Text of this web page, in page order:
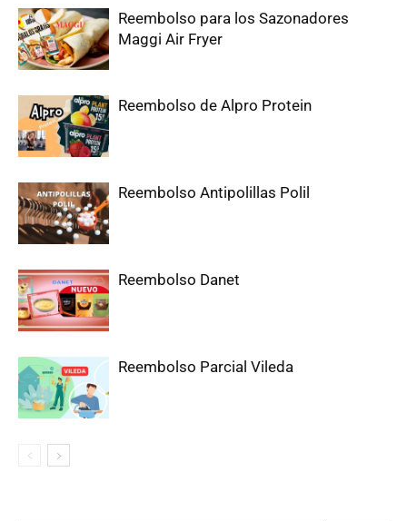
Reembolso para los Sazonadores
Maggi Air Fryer
Reembolso de Alpro Protein
Reembolso Antipolillas Polil
Reembolso Danet
Reembolso Parcial Vileda